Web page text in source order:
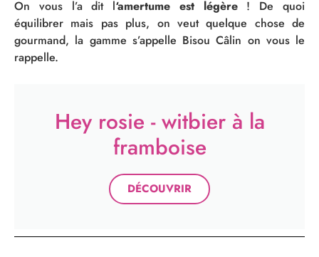
On vous l’a dit l‘amertume est légère! De quoi
équilibrer mais pas plus, on veut quelque chose de
gourmand, la gamme s’appelle Bisou Câlin on vous le
rappelle.
Hey rosie - witbier à la
framboise
DÉCOUVRIR